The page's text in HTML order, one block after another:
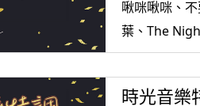
啾咪啾咪、
葉、The
A La La La
華攏是夢、
等。
時光音樂